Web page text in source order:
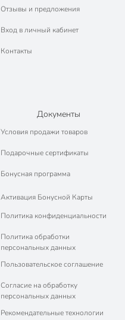
Отзывы и предложения
Вход в личный кабинет
Контакты
Документы
Условия продажи товаров
Подарочные сертификаты
Бонусная программа
Активация Бонусной Карты
Политика конфиденциальности
Политика обработки
персональных данных
Пользовательское соглашение
Согласие на обработку
персональных данных
Рекомендательные технологии